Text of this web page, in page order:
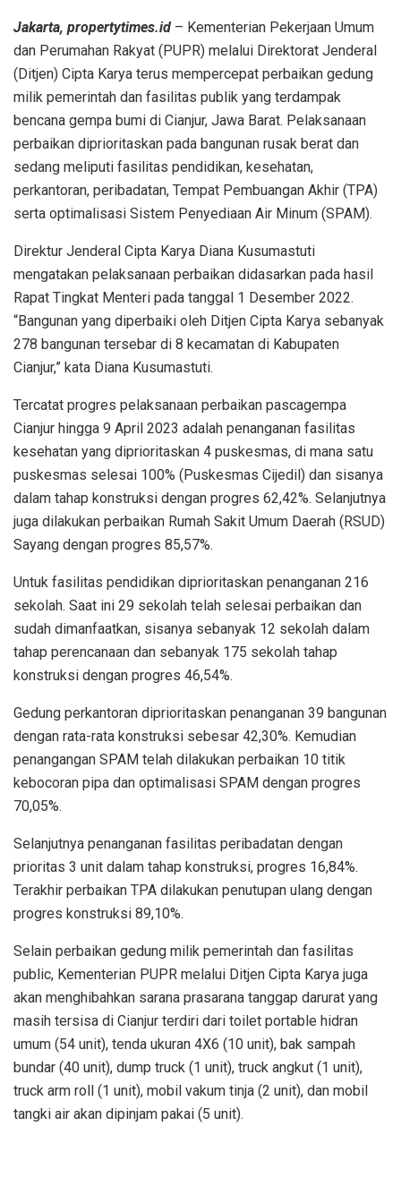
Jakarta, propertytimes.id – Kementerian Pekerjaan Umum
dan Perumahan Rakyat (PUPR) melalui Direktorat Jenderal
(Ditjen) Cipta Karya terus mempercepat perbaikan gedung
milik pemerintah dan fasilitas publik yang terdampak
bencana gempa bumi di Cianjur, Jawa Barat. Pelaksanaan
perbaikan diprioritaskan pada bangunan rusak berat dan
sedang meliputi fasilitas pendidikan, kesehatan,
perkantoran, peribadatan, Tempat Pembuangan Akhir (TPA)
serta optimalisasi Sistem Penyediaan Air Minum (SPAM).
Direktur Jenderal Cipta Karya Diana Kusumastuti
mengatakan pelaksanaan perbaikan didasarkan pada hasil
Rapat Tingkat Menteri pada tanggal 1 Desember 2022.
“Bangunan yang diperbaiki oleh Ditjen Cipta Karya sebanyak
278 bangunan tersebar di 8 kecamatan di Kabupaten
Cianjur,” kata Diana Kusumastuti.
Tercatat progres pelaksanaan perbaikan pascagempa
Cianjur hingga 9 April 2023 adalah penanganan fasilitas
kesehatan yang diprioritaskan 4 puskesmas, di mana satu
puskesmas selesai 100% (Puskesmas Cijedil) dan sisanya
dalam tahap konstruksi dengan progres 62,42%. Selanjutnya
juga dilakukan perbaikan Rumah Sakit Umum Daerah (RSUD)
Sayang dengan progres 85,57%.
Untuk fasilitas pendidikan diprioritaskan penanganan 216
sekolah. Saat ini 29 sekolah telah selesai perbaikan dan
sudah dimanfaatkan, sisanya sebanyak 12 sekolah dalam
tahap perencanaan dan sebanyak 175 sekolah tahap
konstruksi dengan progres 46,54%.
Gedung perkantoran diprioritaskan penanganan 39 bangunan
dengan rata-rata konstruksi sebesar 42,30%. Kemudian
penangangan SPAM telah dilakukan perbaikan 10 titik
kebocoran pipa dan optimalisasi SPAM dengan progres
70,05%.
Selanjutnya penanganan fasilitas peribadatan dengan
prioritas 3 unit dalam tahap konstruksi, progres 16,84%.
Terakhir perbaikan TPA dilakukan penutupan ulang dengan
progres konstruksi 89,10%.
Selain perbaikan gedung milik pemerintah dan fasilitas
public, Kementerian PUPR melalui Ditjen Cipta Karya juga
akan menghibahkan sarana prasarana tanggap darurat yang
masih tersisa di Cianjur terdiri dari toilet portable hidran
umum (54 unit), tenda ukuran 4X6 (10 unit), bak sampah
bundar (40 unit), dump truck (1 unit), truck angkut (1 unit),
truck arm roll (1 unit), mobil vakum tinja (2 unit), dan mobil
tangki air akan dipinjam pakai (5 unit).